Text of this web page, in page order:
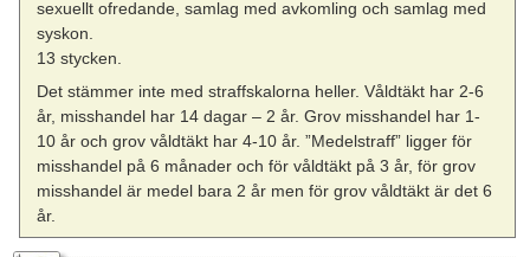
sexuellt ofredande, samlag med avkomling och samlag med
syskon.
13 stycken.
Det stämmer inte med straffskalorna heller. Våldtäkt har 2-6
år, misshandel har 14 dagar – 2 år. Grov misshandel har 1-
10 år och grov våldtäkt har 4-10 år. ”Medelstraff” ligger för
misshandel på 6 månader och för våldtäkt på 3 år, för grov
misshandel är medel bara 2 år men för grov våldtäkt är det 6
år.